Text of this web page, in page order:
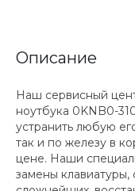
Описание
Наш сервисный
ноутбука 0KNB0-
устранить любую
так и по железу в
цене. Наши
замены